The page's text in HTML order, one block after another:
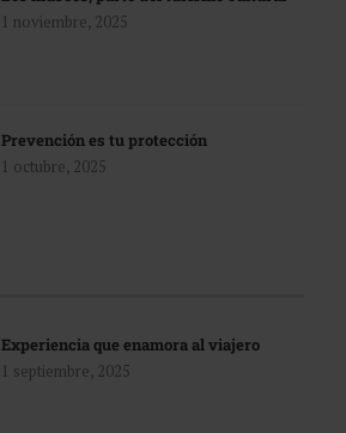
1 noviembre, 2025
Prevención es tu protección
1 octubre, 2025
Experiencia que enamora al viajero
1 septiembre, 2025